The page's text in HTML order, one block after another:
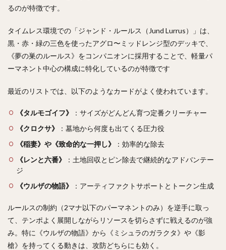
るのが特徴です。
タイムレス環境での「ジャンド・ルールス（Jund Lurrus）」は、
黒・赤・緑の三色を使ったアグロ〜ミッドレンジ型のデッキで、
《夢の巣のルールス》をコンパニオンに採用することで、軽量パ
ーマネント中心の構成に特化しているのが特徴です
最近のリストでは、以下のようなカードがよく使われています。
《タルモゴイフ》
：サイズがどんどん育つ定番クリーチャー
《クロクサ》
：墓地から何度も出てくる圧力役
《稲妻》や《致命的な一押し》
：効率的な除去
《レンと六番》
：土地回収とピン除去で継続的なアドバンテー
ジ
《ウルザの物語》
：アーティファクトサポートとトークン生成
ルールスの制約（2マナ以下のパーマネントのみ）を逆手に取っ
て、テンポよく展開しながらリソースを切らさずに戦えるのが強
み。特に《ウルザの物語》から《ミシュラのガラクタ》や《影
槍》を持ってくる動きは、攻防どちらにも効く。